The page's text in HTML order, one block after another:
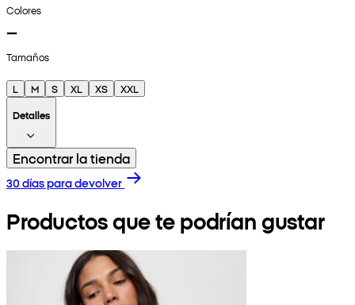
Colores
Tamaños
L M S XL XS
XXL
Detalles
Encontrar la tienda
30 días para devolver
Productos que te podrían gustar